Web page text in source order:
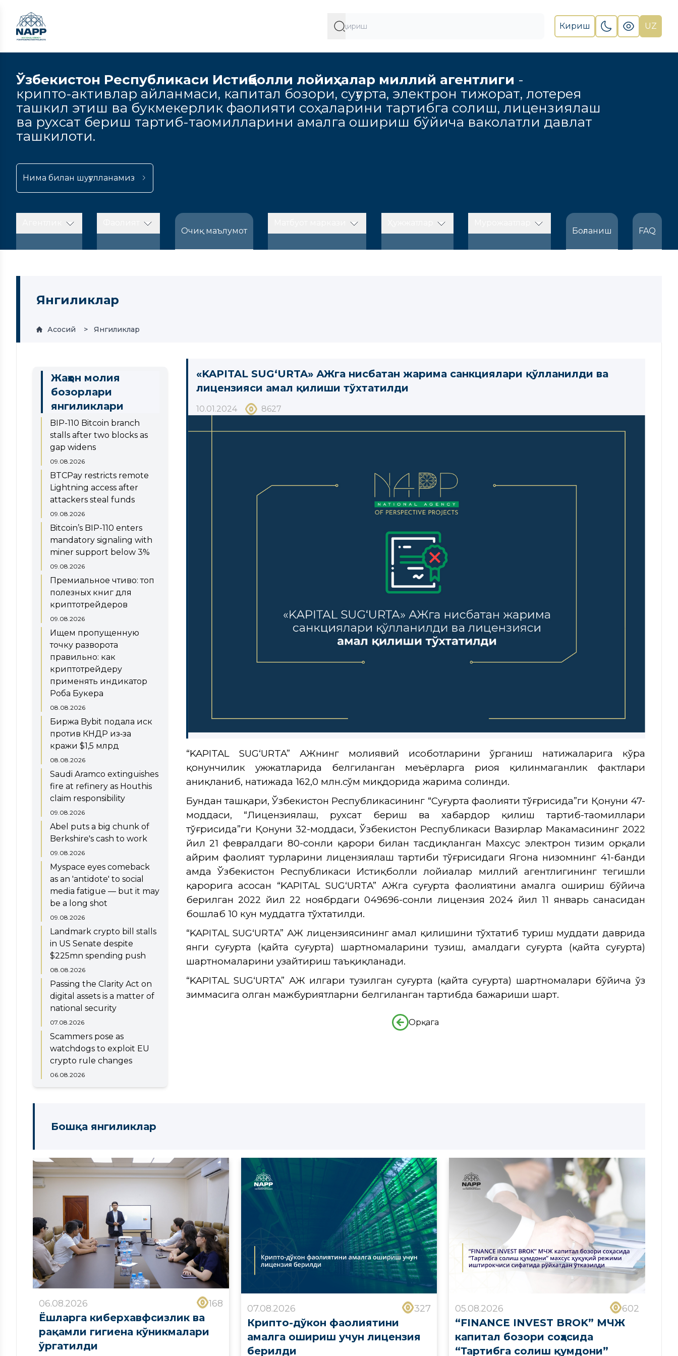
Кириш UZ
Ўзбекистон Республикаси Истиқболли лойиҳалар миллий агентлиги -
крипто-активлар айланмаси, капитал бозори, суғурта, электрон тижорат, лотерея
ташкил этиш ва букмекерлик фаолияти соҳаларини тартибга солиш, лицензиялаш
ва рухсат бериш тартиб-таомилларини амалга ошириш бўйича ваколатли давлат
ташкилоти.
Нима билан шуғулланамиз
Очиқ маълумот
Боғланиш
FAQ
Янгиликлар
Асосий Янгиликлар
Жаҳон молия
бозорлари
янгиликлари
BIP-110 Bitcoin branch
stalls after two blocks as
gap widens
09.08.2026
BTCPay restricts remote
Lightning access after
attackers steal funds
09.08.2026
Bitcoin’s BIP-110 enters
mandatory signaling with
miner support below 3%
09.08.2026
Премиальное чтиво: топ
полезных книг для
криптотрейдеров
09.08.2026
Ищем пропущенную
точку разворота
правильно: как
криптотрейдеру
применять индикатор
Роба Букера
08.08.2026
Биржа Bybit подала иск
против КНДР из‑за
кражи $1,5 млрд
08.08.2026
Saudi Aramco extinguishes
fire at refinery as Houthis
claim responsibility
09.08.2026
Abel puts a big chunk of
Berkshire's cash to work
09.08.2026
Myspace eyes comeback
as an 'antidote' to social
media fatigue — but it may
be a long shot
09.08.2026
Landmark crypto bill stalls
in US Senate despite
$225mn spending push
08.08.2026
Passing the Clarity Act on
digital assets is a matter of
national security
07.08.2026
Scammers pose as
watchdogs to exploit EU
crypto rule changes
06.08.2026
«KAPITAL SUG‘URTA» АЖга нисбатан жарима санкциялари қўлланилди ва
лицензияси амал қилиши тўхтатилди
10.01.2024 8627
“KAPITAL SUG‘URTA” АЖнинг молиявий ҳисоботларини ўрганиш натижаларига кўра
қонунчилик ҳужжатларида белгиланган меъёрларга риоя қилинмаганлик фактлари
аниқланиб, натижада 162,0 млн.сўм миқдорида жарима солинди.
Бундан ташқари, Ўзбекистон Республикасининг “Суғурта фаолияти тўғрисида”ги Қонуни 47-
моддаси, “Лицензиялаш, рухсат бериш ва хабардор қилиш тартиб-таомиллари
тўғрисида”ги Қонуни 32-моддаси, Ўзбекистон Республикаси Вазирлар Маҳкамасининг 2022
йил 21 февралдаги 80-сонли қарори билан тасдиқланган Махсус электрон тизим орқали
айрим фаолият турларини лицензиялаш тартиби тўғрисидаги Ягона низомнинг 41-банди
ҳамда Ўзбекистон Республикаси Истиқболли лойиҳалар миллий агентлигининг тегишли
қарорига асосан “KAPITAL SUG‘URTA” АЖга суғурта фаолиятини амалга ошириш бўйича
берилган 2022 йил 22 ноябрдаги 049696-сонли лицензия 2024 йил 11 январь санасидан
бошлаб 10 кун муддатга тўхтатилди.
“KAPITAL SUG‘URTA” АЖ лицензиясининг амал қилишини тўхтатиб туриш муддати даврида
янги суғурта (қайта суғурта) шартномаларини тузиш, амалдаги суғурта (қайта суғурта)
шартномаларини узайтириш таъқиқланади.
“KAPITAL SUG‘URTA” АЖ илгари тузилган суғурта (қайта суғурта) шартномалари бўйича ўз
зиммасига олган мажбуриятларни белгиланган тартибда бажариши шарт.
Орқага
Бошқа янгиликлар
06.08.2026 168
Ёшларга киберхавфсизлик ва
рақамли гигиена кўникмалари
ўргатилди
07.08.2026 327
Крипто-дўкон фаолиятини
амалга ошириш учун лицензия
берилди
05.08.2026 602
“FINANCE INVEST BROK” МЧЖ
капитал бозори соҳасида
“Тартибга солиш қумдони”